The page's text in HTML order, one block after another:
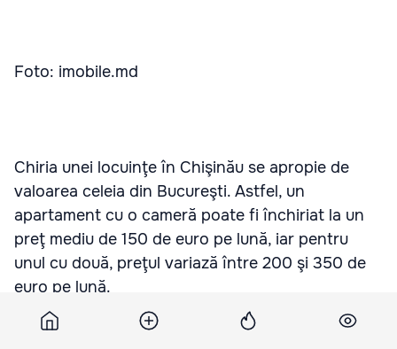
Foto: imobile.md
Chiria unei locuinţe în Chişinău se apropie de
valoarea celeia din Bucureşti. Astfel, un
apartament cu o cameră poate fi închiriat la un
preţ mediu de 150 de euro pe lună, iar pentru
unul cu două, preţul variază între 200 şi 350 de
euro pe lună.